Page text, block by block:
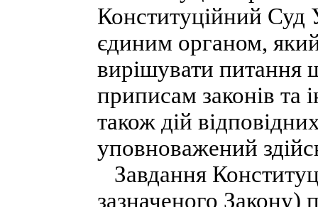
Конституційний Суд
єдиним органом,
вирішувати питання
приписам законів та
також дій
уповноважений
Завдання
зазначеного Закону)